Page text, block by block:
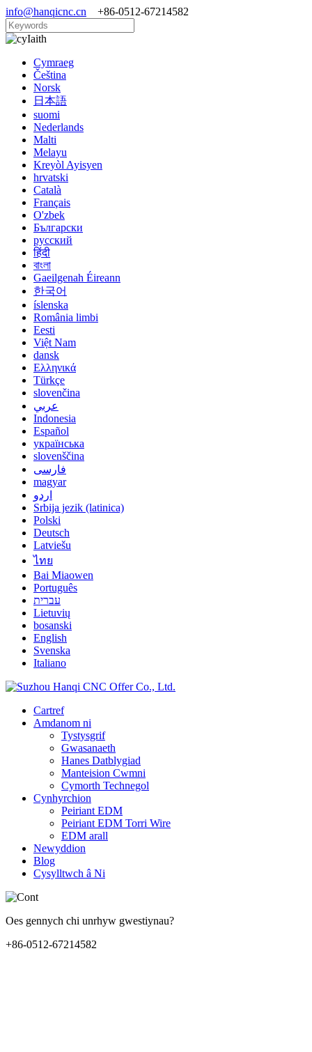
info@hanqicnc.cn +86-0512-67214582
Iaith
Cymraeg
Čeština
Norsk
日本語
suomi
Nederlands
Malti
Melayu
Kreyòl Ayisyen
hrvatski
Català
Français
O'zbek
Български
русский
हिंदी
বাংলা
Gaeilgenah Éireann
한국어
íslenska
România limbi
Eesti
Việt Nam
dansk
Ελληνικά
Türkçe
slovenčina
عربي
Indonesia
Español
українська
slovenščina
فارسی
magyar
اردو
Srbija jezik (latinica)
Polski
Deutsch
Latviešu
ไทย
Bai Miaowen
Português
עברית
Lietuvių
bosanski
English
Svenska
Italiano
Cartref
Amdanom ni
Tystysgrif
Gwasanaeth
Hanes Datblygiad
Manteision Cwmni
Cymorth Technegol
Cynhyrchion
Peiriant EDM
Peiriant EDM Torri Wire
EDM arall
Newyddion
Blog
Cysylltwch â Ni
Oes gennych chi unrhyw gwestiynau?
+86-0512-67214582